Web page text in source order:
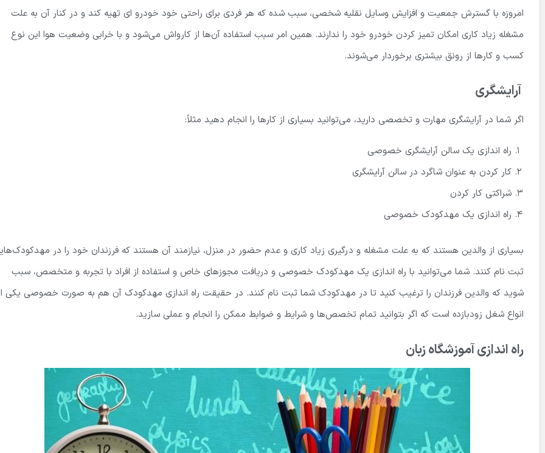
امروزه با گسترش جمعیت و افزایش وسایل نقلیه شخصی، سبب شده که هر فردی برای راحتی خود خودرو ای تهیه کند و در کنار آن به علت
مشغله زیاد کاری امکان تمیز کردن خودرو خود را ندارند. همین امر سبب استفاده آن‌ها از کارواش می‌شود و با خرابی وضعیت هوا این نوع
کسب و کارها از رونق بیشتری برخوردار می‌شوند.
آرایشگری
اگر شما در آرایشگری مهارت و تخصصی دارید، می‌توانید بسیاری از کارها را انجام دهید مثلاً:
راه اندازی یک سالن آرایشگری خصوصی
کار کردن به عنوان شاگرد در سالن آرایشگری
شراکتی کار کردن
راه اندازی یک مهدکودک خصوصی
بسیاری از والدین هستند که به علت مشغله و درگیری زیاد کاری و عدم حضور ‌‌در منزل، نیازمند آن هستند که فرزندان خود را در
ثبت نام کنند. شما می‌توانید با راه اندازی یک مهدکودک خصوصی و دریافت مجوزهای خاص و استفاده از افراد با تجربه و متخصص، سبب
شوید که والدین فرزندان را ترغیب کنید تا در مهدکودک شما ثبت نام کنند. در حقیقت راه اندازی مهدکودک آن هم به صورت خصوصی یکی
انواع شغل‌ زودبازده است که اگر بتوانید ‌تمام تخصص‌ها و شرایط و ضوابط ممکن را انجام و عملی سازید.
راه اندازی آموزشگاه زبان